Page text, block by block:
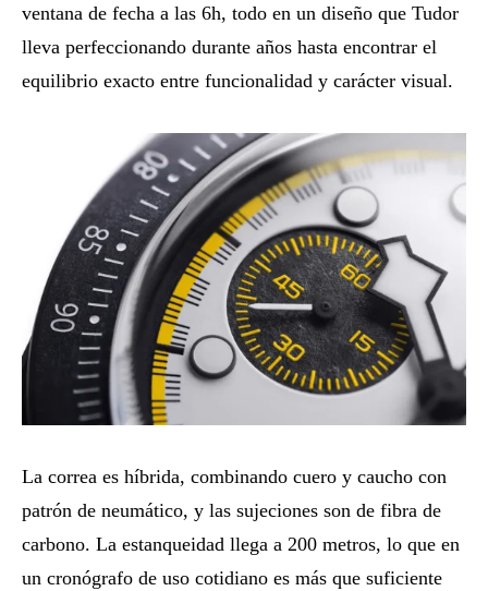
ventana de fecha a las 6h, todo en un diseño que Tudor
lleva perfeccionando durante años hasta encontrar el
equilibrio exacto entre funcionalidad y carácter visual.
La correa es híbrida, combinando cuero y caucho con
patrón de neumático, y las sujeciones son de fibra de
carbono. La estanqueidad llega a 200 metros, lo que en
un cronógrafo de uso cotidiano es más que suficiente